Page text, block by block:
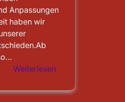
Anpassungen
haben wir
Weiterlesen
Internetseite